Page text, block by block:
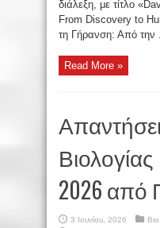
διάλεξη, με τίτλο
From Discovery to
τη Γήρανση: Από την
Read More »
2026
3 Ιουνίου, 2026